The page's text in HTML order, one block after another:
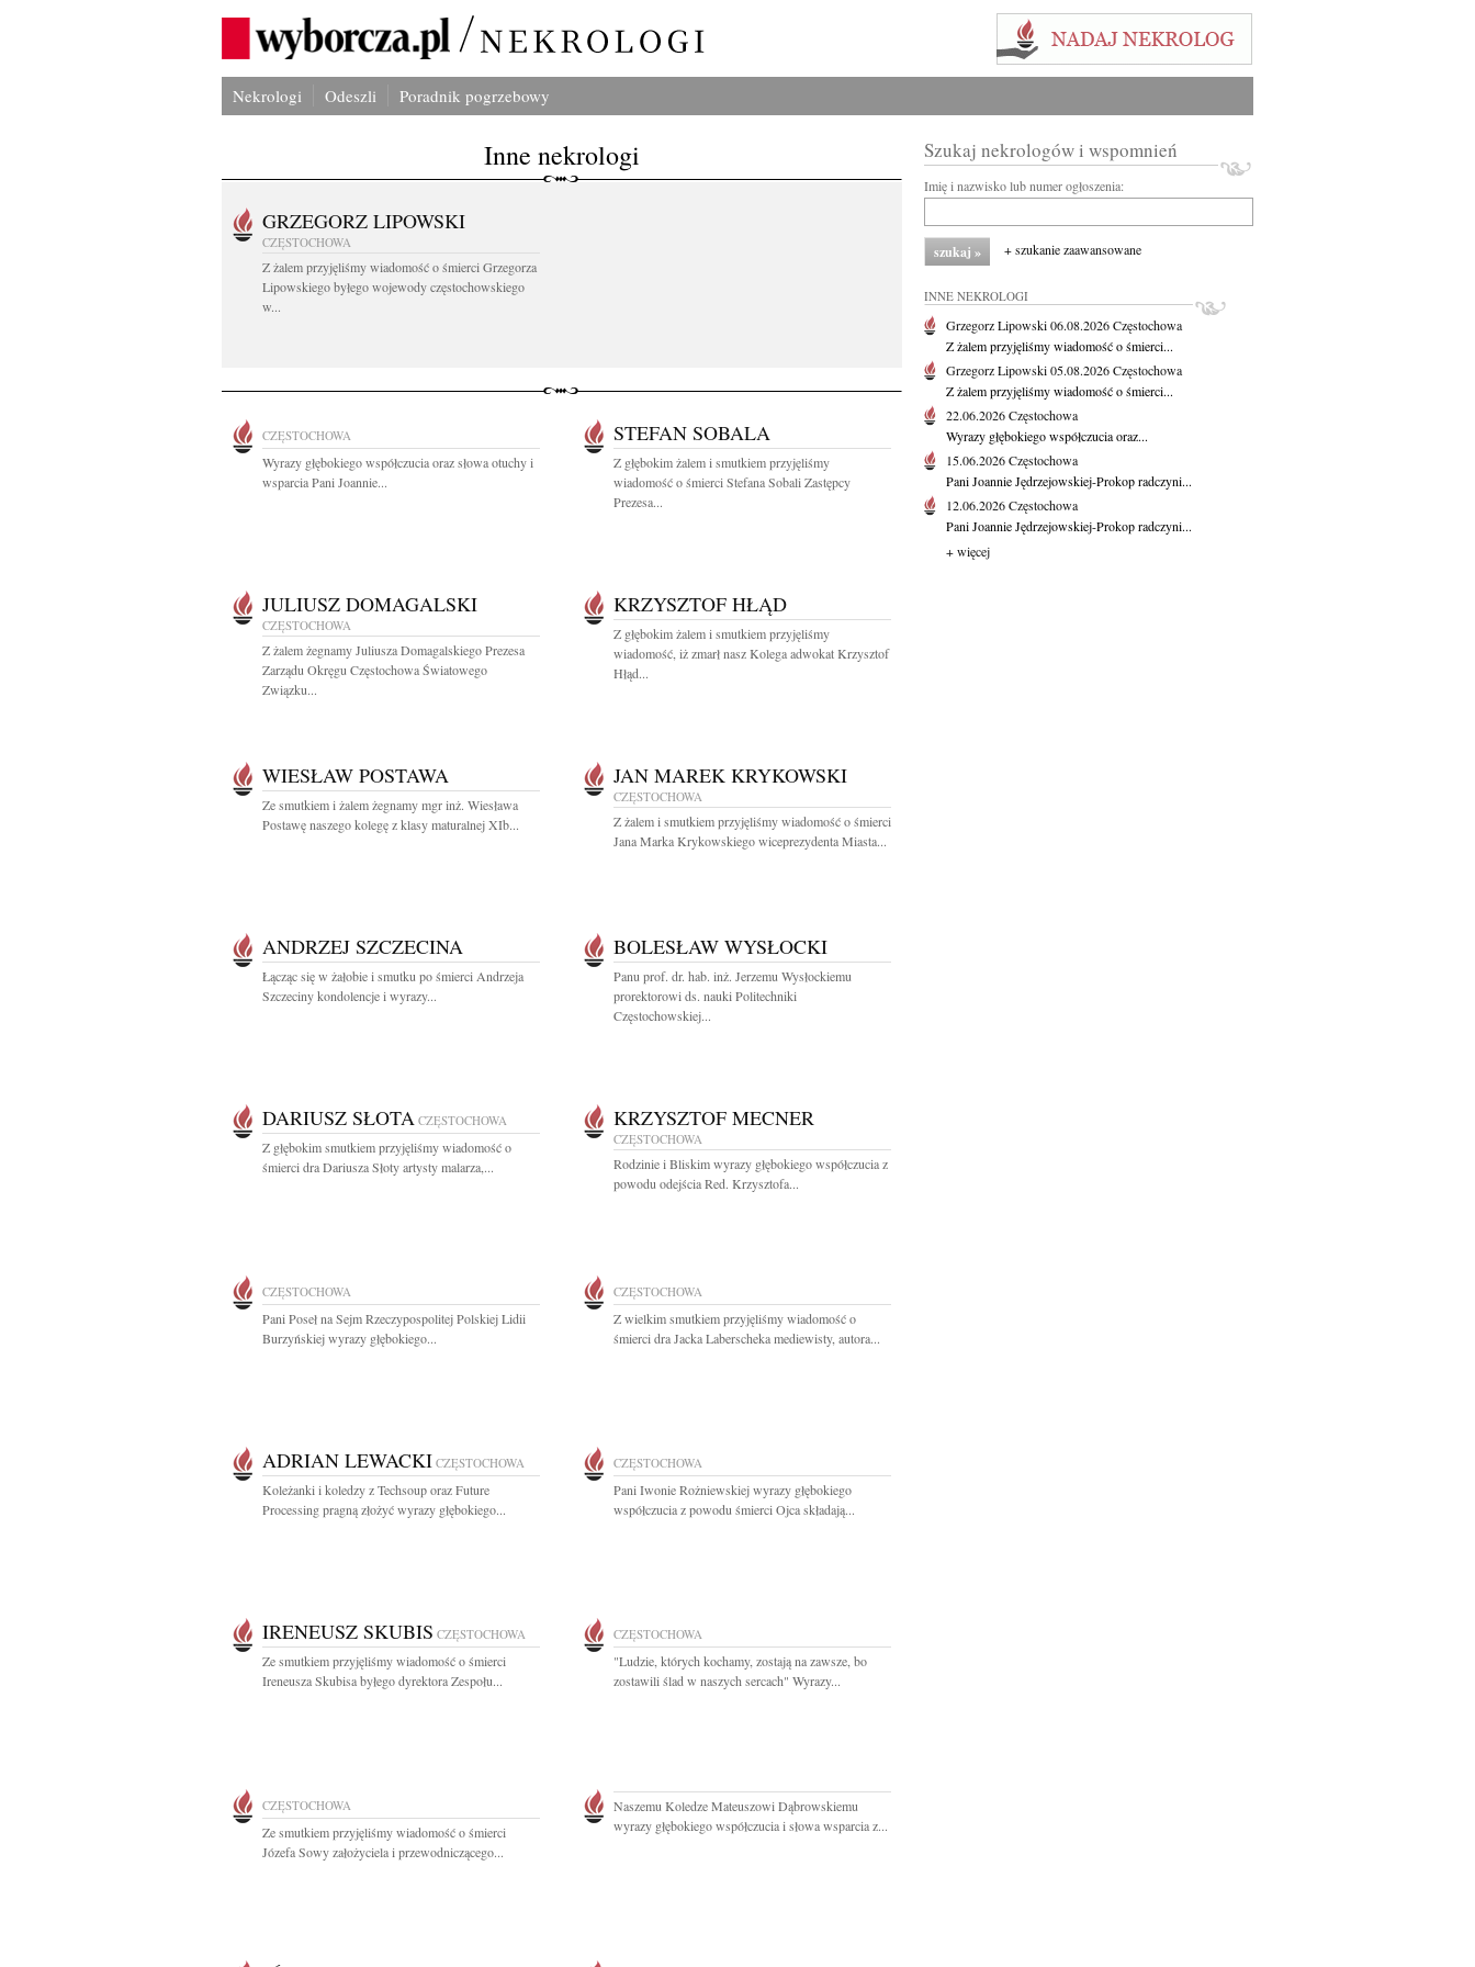
Nekrologi Odeszli Poradnik pogrzebowy
Inne nekrologi
GRZEGORZ LIPOWSKI
CZĘSTOCHOWA
Z żalem przyjęliśmy wiadomość o śmierci Grzegorza
Lipowskiego byłego wojewody częstochowskiego
w...
CZĘSTOCHOWA
Wyrazy głębokiego współczucia oraz słowa otuchy i
wsparcia Pani Joannie...
STEFAN SOBALA
Z głębokim żalem i smutkiem przyjęliśmy
wiadomość o śmierci Stefana Sobali Zastępcy
Prezesa...
JULIUSZ DOMAGALSKI
CZĘSTOCHOWA
Z żalem żegnamy Juliusza Domagalskiego Prezesa
Zarządu Okręgu Częstochowa Światowego
Związku...
KRZYSZTOF HŁĄD
Z głębokim żalem i smutkiem przyjęliśmy
wiadomość, iż zmarł nasz Kolega adwokat Krzysztof
Hłąd...
WIESŁAW POSTAWA
Ze smutkiem i żalem żegnamy mgr inż. Wiesława
Postawę naszego kolegę z klasy maturalnej XIb...
JAN MAREK KRYKOWSKI
CZĘSTOCHOWA
Z żalem i smutkiem przyjęliśmy wiadomość o śmierci
Jana Marka Krykowskiego wiceprezydenta Miasta...
ANDRZEJ SZCZECINA
Łącząc się w żałobie i smutku po śmierci Andrzeja
Szczeciny kondolencje i wyrazy...
BOLESŁAW WYSŁOCKI
Panu prof. dr. hab. inż. Jerzemu Wysłockiemu
prorektorowi ds. nauki Politechniki
Częstochowskiej...
DARIUSZ SŁOTA CZĘSTOCHOWA
Z głębokim smutkiem przyjęliśmy wiadomość o
śmierci dra Dariusza Słoty artysty malarza,...
KRZYSZTOF MECNER
CZĘSTOCHOWA
Rodzinie i Bliskim wyrazy głębokiego współczucia z
powodu odejścia Red. Krzysztofa...
CZĘSTOCHOWA
Pani Poseł na Sejm Rzeczypospolitej Polskiej Lidii
Burzyńskiej wyrazy głębokiego...
CZĘSTOCHOWA
Z wielkim smutkiem przyjęliśmy wiadomość o
śmierci dra Jacka Laberscheka mediewisty, autora...
ADRIAN LEWACKI CZĘSTOCHOWA
Koleżanki i koledzy z Techsoup oraz Future
Processing pragną złożyć wyrazy głębokiego...
CZĘSTOCHOWA
Pani Iwonie Rożniewskiej wyrazy głębokiego
współczucia z powodu śmierci Ojca składają...
IRENEUSZ SKUBIS CZĘSTOCHOWA
Ze smutkiem przyjęliśmy wiadomość o śmierci
Ireneusza Skubisa byłego dyrektora Zespołu...
CZĘSTOCHOWA
"Ludzie, których kochamy, zostają na zawsze, bo
zostawili ślad w naszych sercach" Wyrazy...
CZĘSTOCHOWA
Ze smutkiem przyjęliśmy wiadomość o śmierci
Józefa Sowy założyciela i przewodniczącego...
Naszemu Koledze Mateuszowi Dąbrowskiemu
wyrazy głębokiego współczucia i słowa wsparcia z...
Szukaj nekrologów i wspomnień
Imię i nazwisko lub numer ogłoszenia:
+ szukanie zaawansowane
INNE NEKROLOGI
Grzegorz Lipowski06.08.2026Częstochowa
Z żalem przyjęliśmy wiadomość o śmierci...
Grzegorz Lipowski05.08.2026Częstochowa
Z żalem przyjęliśmy wiadomość o śmierci...
22.06.2026Częstochowa
Wyrazy głębokiego współczucia oraz...
15.06.2026Częstochowa
Pani Joannie Jędrzejowskiej-Prokop radczyni...
12.06.2026Częstochowa
Pani Joannie Jędrzejowskiej-Prokop radczyni...
+ więcej